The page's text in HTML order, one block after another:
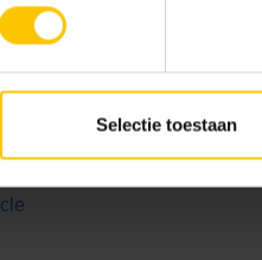
Selectie toestaan
structure